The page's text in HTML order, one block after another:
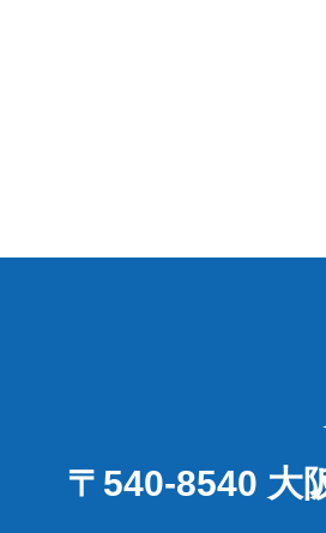
〒540-8540 大